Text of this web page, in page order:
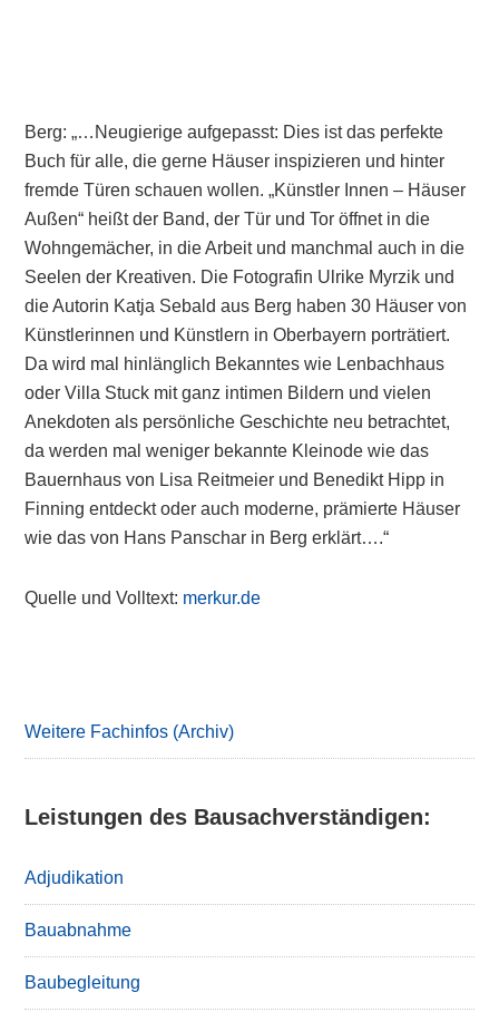
Berg: „…Neugierige aufgepasst: Dies ist das perfekte
Buch für alle, die gerne Häuser inspizieren und hinter
fremde Türen schauen wollen. „Künstler Innen – Häuser
Außen“ heißt der Band, der Tür und Tor öffnet in die
Wohngemächer, in die Arbeit und manchmal auch in die
Seelen der Kreativen. Die Fotografin Ulrike Myrzik und
die Autorin Katja Sebald aus Berg haben 30 Häuser von
Künstlerinnen und Künstlern in Oberbayern porträtiert.
Da wird mal hinlänglich Bekanntes wie Lenbachhaus
oder Villa Stuck mit ganz intimen Bildern und vielen
Anekdoten als persönliche Geschichte neu betrachtet,
da werden mal weniger bekannte Kleinode wie das
Bauernhaus von Lisa Reitmeier und Benedikt Hipp in
Finning entdeckt oder auch moderne, prämierte Häuser
wie das von Hans Panschar in Berg erklärt….“
Quelle und Volltext: merkur.de
Weitere Fachinfos (Archiv)
Leistungen des Bausachverständigen:
Adjudikation
Bauabnahme
Baubegleitung